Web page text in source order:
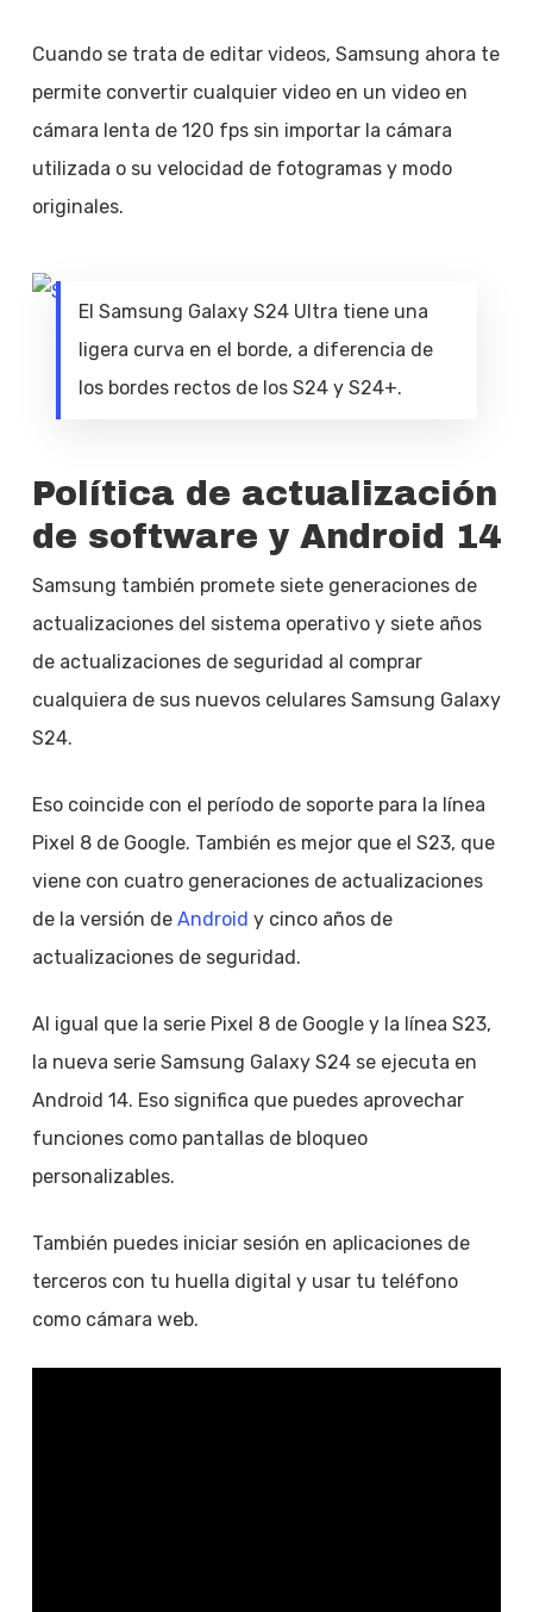
Cuando se trata de editar videos, Samsung ahora te
permite convertir cualquier video en un video en
cámara lenta de 120 fps sin importar la cámara
utilizada o su velocidad de fotogramas y modo
originales.
El Samsung Galaxy S24 Ultra tiene una
ligera curva en el borde, a diferencia de
los bordes rectos de los S24 y S24+.
Política de actualización
de software y Android 14
Samsung también promete siete generaciones de
actualizaciones del sistema operativo y siete años
de actualizaciones de seguridad al comprar
cualquiera de sus nuevos celulares Samsung Galaxy
S24.
Eso coincide con el período de soporte para la línea
Pixel 8 de Google. También es mejor que el S23, que
viene con cuatro generaciones de actualizaciones
de la versión de Android y cinco años de
actualizaciones de seguridad.
Al igual que la serie Pixel 8 de Google y la línea S23,
la nueva serie Samsung Galaxy S24 se ejecuta en
Android 14. Eso significa que puedes aprovechar
funciones como pantallas de bloqueo
personalizables.
También puedes iniciar sesión en aplicaciones de
terceros con tu huella digital y usar tu teléfono
como cámara web.